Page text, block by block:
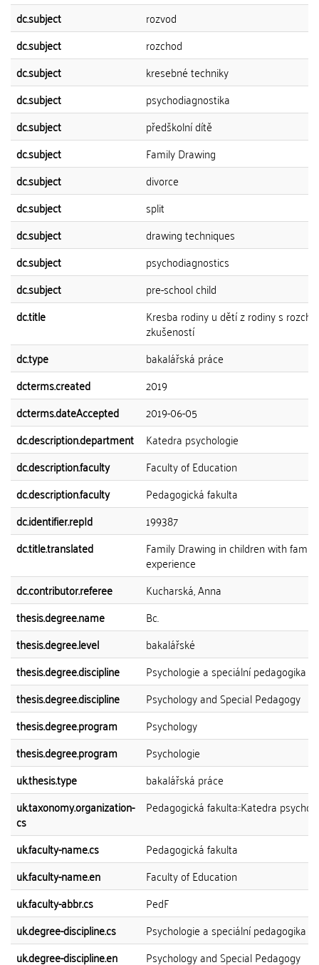
dc.subject
rozvod
dc.subject
rozchod
dc.subject
kresebné techniky
dc.subject
psychodiagnostika
dc.subject
předškolní dítě
dc.subject
Family Drawing
dc.subject
divorce
dc.subject
split
dc.subject
drawing techniques
dc.subject
psychodiagnostics
dc.subject
pre-school child
dc.title
Kresba rodiny u dětí z rodiny s
zkušeností
dc.type
bakalářská práce
dcterms.created
2019
dcterms.dateAccepted
2019-06-05
dc.description.department
Katedra psychologie
dc.description.faculty
Faculty of Education
dc.description.faculty
Pedagogická fakulta
dc.identifier.repId
199387
dc.title.translated
Family Drawing in children with
experience
dc.contributor.referee
Kucharská, Anna
thesis.degree.name
Bc.
thesis.degree.level
bakalářské
thesis.degree.discipline
Psychologie a speciální pedagogika
thesis.degree.discipline
Psychology and Special Pedagogy
thesis.degree.program
Psychology
thesis.degree.program
Psychologie
uk.thesis.type
bakalářská práce
uk.taxonomy.organization-
cs
Pedagogická fakulta::Katedra
uk.faculty-name.cs
Pedagogická fakulta
uk.faculty-name.en
Faculty of Education
uk.faculty-abbr.cs
PedF
uk.degree-discipline.cs
Psychologie a speciální pedagogika
uk.degree-discipline.en
Psychology and Special Pedagogy